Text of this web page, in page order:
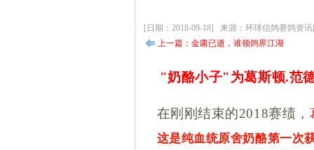
[日期：2018-09-18] 来源：环球信鸽赛鸽资
上一篇：金庸已逝，谁领鸽界江湖
"奶酪小子"为葛斯顿.范
在刚刚结束的2018赛绩，
这是纯血统原舍奶酪第一次